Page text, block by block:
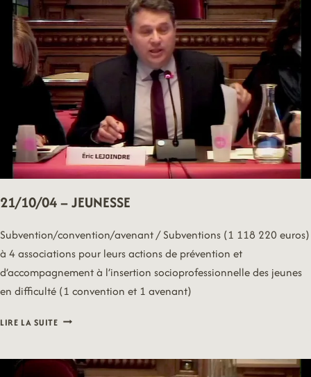
21/10/04 – JEUNESSE
Subvention/convention/avenant / Subventions (1 118 220 euros)
à 4 associations pour leurs actions de prévention et
d’accompagnement à l’insertion socioprofessionnelle des jeunes
en difficulté (1 convention et 1 avenant)
LIRE LA SUITE21/10/04